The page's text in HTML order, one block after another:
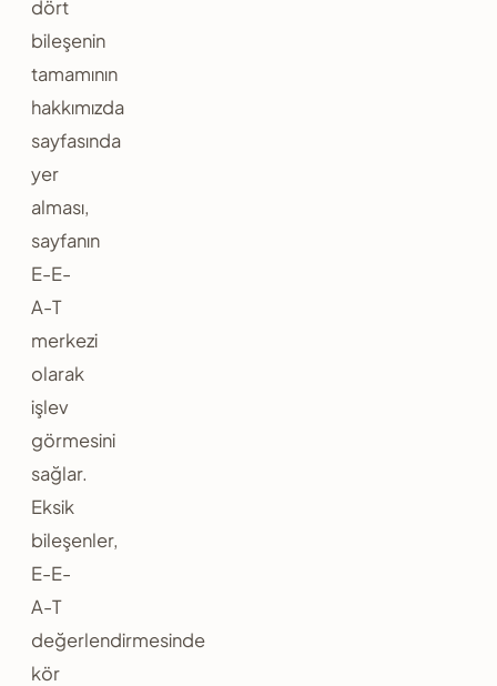
dört
bileşenin
tamamının
hakkımızda
sayfasında
yer
alması,
sayfanın
E-E-
A-T
merkezi
olarak
işlev
görmesini
sağlar.
Eksik
bileşenler,
E-E-
A-T
değerlendirmesinde
kör